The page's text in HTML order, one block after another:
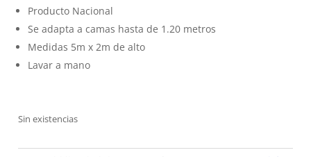
Producto Nacional
Se adapta a camas hasta de 1.20 metros
Medidas 5m x 2m de alto
Lavar a mano
Sin existencias